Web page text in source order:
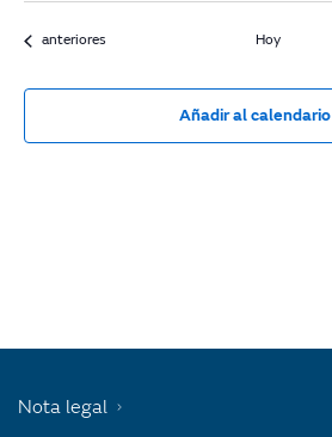
Actividades
anteriores Hoy
Añadir al calendario
Nota legal